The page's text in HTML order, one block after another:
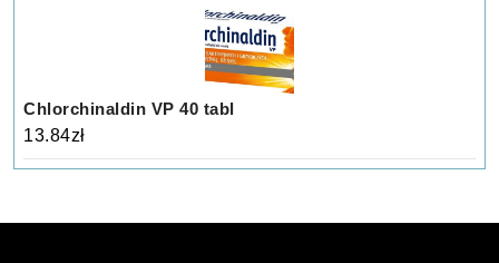
Chlorchinaldin VP 40 tabl
13.84zł